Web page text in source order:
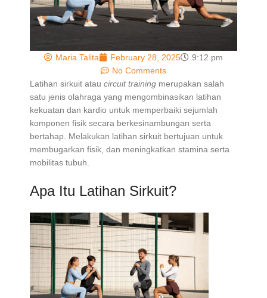
Maria Talita February 28, 2025
9:12 pm
No Comments
Latihan sirkuit atau circuit training merupakan salah
satu jenis olahraga yang mengombinasikan latihan
kekuatan dan kardio untuk memperbaiki sejumlah
komponen fisik secara berkesinambungan serta
bertahap. Melakukan latihan sirkuit bertujuan untuk
membugarkan fisik, dan meningkatkan stamina serta
mobilitas tubuh.
Apa Itu Latihan Sirkuit?